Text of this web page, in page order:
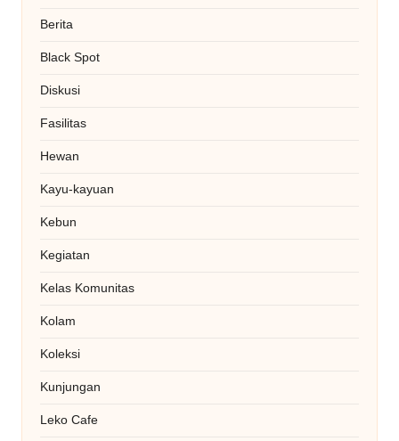
Berita
Black Spot
Diskusi
Fasilitas
Hewan
Kayu-kayuan
Kebun
Kegiatan
Kelas Komunitas
Kolam
Koleksi
Kunjungan
Leko Cafe